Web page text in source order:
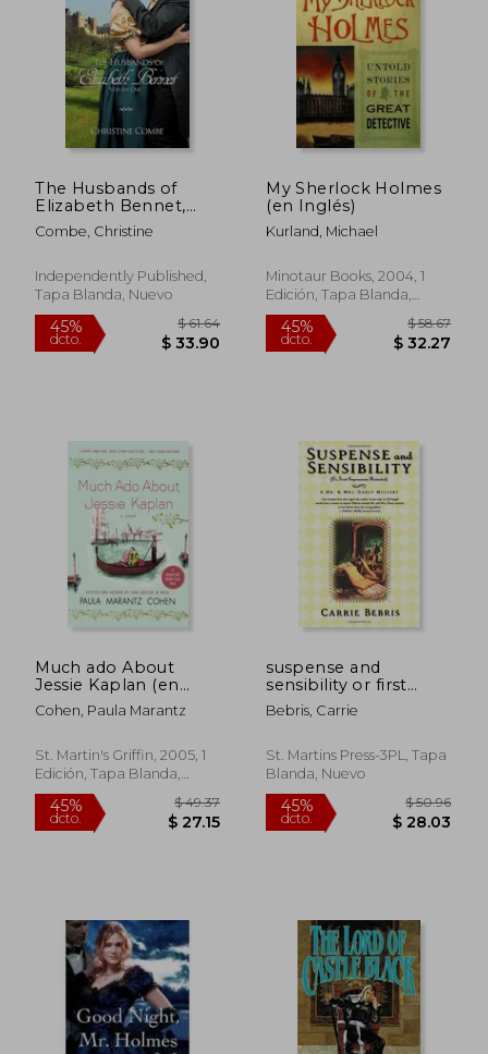
40%
dcto. $ 30.35
40%
dcto.
The Husbands of
Elizabeth Bennet,
Volume One: A Pride
and Prejudice
Combe, Christine
Independently Published,
Tapa Blanda, Nuevo
My Sherlock Holmes
(en Inglés)
Kurland, Michael
Minotaur Books, 2004, 1
Edición, Tapa Blanda,
Nuevo
Much ado About
Jessie Kaplan (en
Inglés)
Cohen, Paula Marantz
St. Martin's Griffin, 2005, 1
Edición, Tapa Blanda,
Nuevo
suspense and
sensibility or first
impressions revisited
(en Inglés)
Bebris, Carrie
St. Martins Press-3PL, Tapa
Blanda, Nuevo